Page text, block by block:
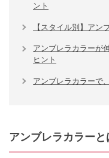
ント
【スタイル別】アン
アンブレラカラーが
ヒント
アンブレラカラーで
アンブレラカラーと